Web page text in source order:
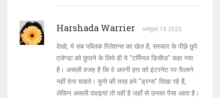
Harshada Warrier अक्तूबर 19 2025
देखो, ये सब पब्लिक रिलेशन्स का खेल है, सरकार के पीछे छुपे
एजेण्डा को छुपाने के लिये ही ये "टर्मिनल डिसीज़" कहा गया
है। असली वजह है कि वे अपनी हार को इंटरनेट पर फैलाने
नहीं देना चाहते। कुत्ते की तरह हमे "ड्रग्स" दिखा रहे हैं,
लेकिन असली दवाइयां तो वहीं है जहाँ से उनका पैसा आता है।